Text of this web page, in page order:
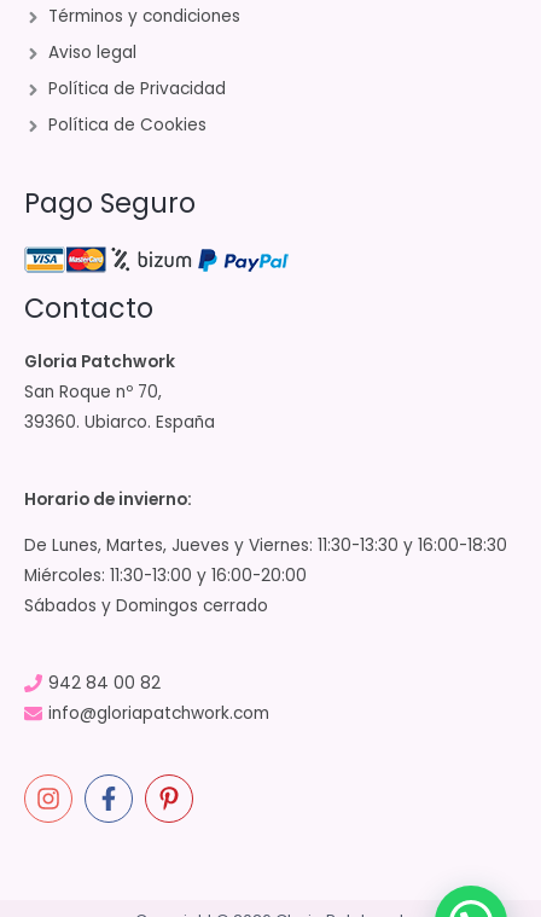
Términos y condiciones
Aviso legal
Política de Privacidad
Política de Cookies
Pago Seguro
Contacto
Gloria Patchwork
San Roque nº 70,
39360. Ubiarco. España
Horario de invierno:
De Lunes, Martes, Jueves y Viernes: 11:30-13:30 y 16:00-18:30
Miércoles: 11:30-13:00 y 16:00-20:00
Sábados y Domingos cerrado
942 84 00 82
info@gloriapatchwork.com